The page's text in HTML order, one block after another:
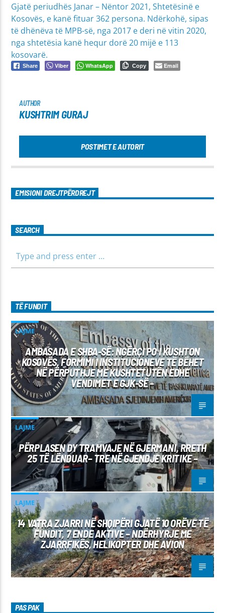
Gjatë periudhës Janar – Nëntor 2021, Shtetësinë e
Kosovës, e kanë fituar 362 persona. Ndërkohë, sipas
të dhënëva të MPB-së, nga 2017 e deri në vitin 2020,
nga shtetësia kanë hequr dorë 20 mijë e 113
kosovarë.
Share Viber WhatsApp Copy Email
AUTHOR
KUSHTRIM GURAJ
POSTIMET E AUTORIT
EMISIONI DREJTPËRDREJT
SEARCH
TË FUNDIT
LAJME
AMBASADA E SHBA-SË: NGËRÇI PO I KUSHTON
KOSOVËS, FORMIMI I INSTITUCIONEVE TË BËHET
NË PËRPUTHJE ME KUSHTETUTËN EDHE
VENDIMET E GJK-SË –
LAJME
PËRPLASEN DY TRAMVAJE NË GJERMANI, RRETH
25 TË LËNDUAR– TRE NË GJENDJE KRITIKE –
LAJME
14 VATRA ZJARRI NË SHQIPËRI GJATË 10 ORËVE TË
FUNDIT, 7 ENDE AKTIVE – NDËRHYRJE ME
ZJARRFIKËS, HELIKOPTER DHE AVION
PAS PAK